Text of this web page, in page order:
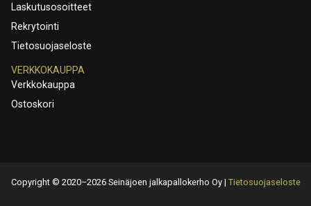
Laskutusosoitteet
Rekrytointi
Tietosuojaseloste
VERKKOKAUPPA
Verkkokauppa
Ostoskori
Copyright © 2020–2026 Seinäjoen jalkapallokerho Oy | Tietosuojaseloste